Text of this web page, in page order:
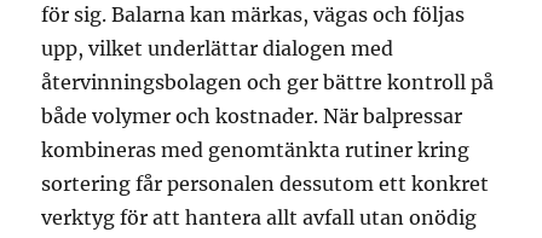
för sig. Balarna kan märkas, vägas och följas
upp, vilket underlättar dialogen med
återvinningsbolagen och ger bättre kontroll på
både volymer och kostnader. När balpressar
kombineras med genomtänkta rutiner kring
sortering får personalen dessutom ett konkret
verktyg för att hantera allt avfall utan onödig